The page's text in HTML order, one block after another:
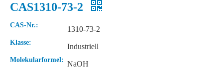
Herstellung für Natriumthiosulfat Hyposulfit 99%
CAS1310-73-2
CAS-Nr.: 1310-73-2
Klasse: Industriell
Molekularformel: NaOH